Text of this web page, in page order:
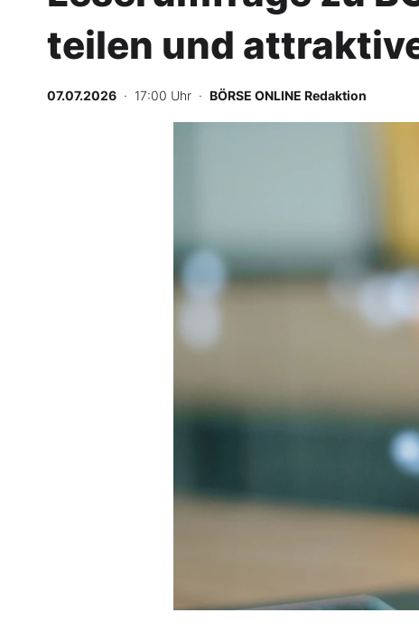
BO-Musterdepots
Experten
Folgen Sie uns
Kontakt
teilen und
07.07.2026 · 17:00 Uhr · BÖRSE ONLINE Redaktion